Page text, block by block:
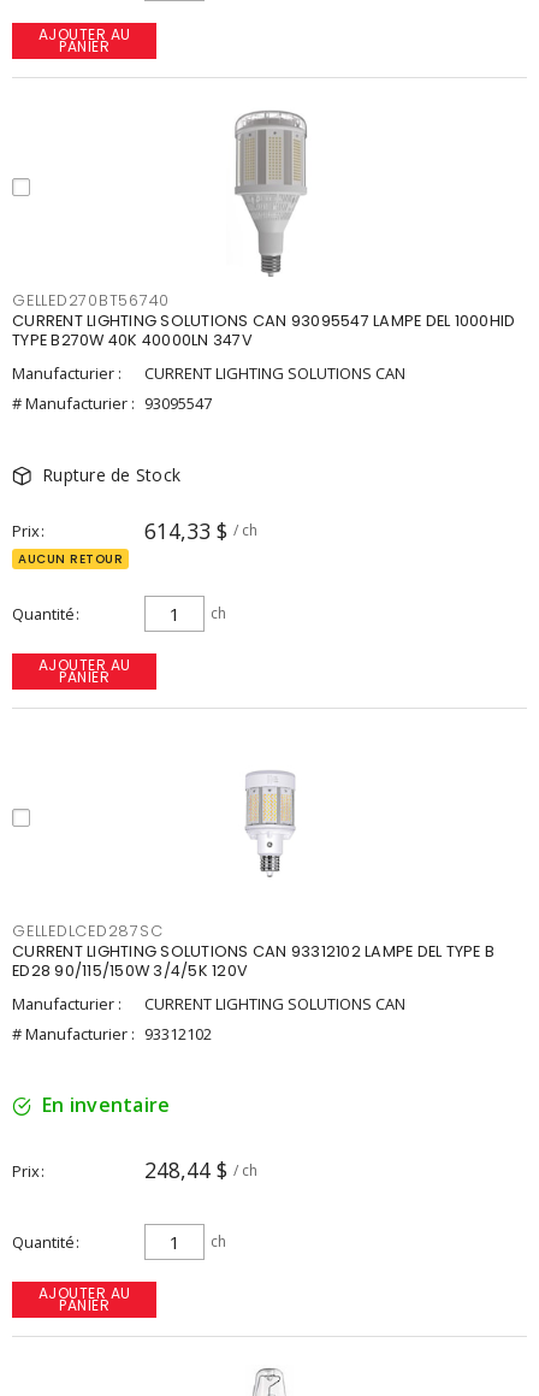
AJOUTER AU
PANIER
GELLED270BT56740
CURRENT LIGHTING SOLUTIONS CAN 93095547 LAMPE DEL 1000HID
TYPE B270W 40K 40000LN 347V
Manufacturier :
CURRENT LIGHTING SOLUTIONS CAN
# Manufacturier : 93095547
Rupture de Stock
Prix 614,33 $ / ch
AUCUN RETOUR
Quantité ch
AJOUTER AU
PANIER
GELLEDLCED287SC
CURRENT LIGHTING SOLUTIONS CAN 93312102 LAMPE DEL TYPE B
ED28 90/115/150W 3/4/5K 120V
Manufacturier :
CURRENT LIGHTING SOLUTIONS CAN
# Manufacturier : 93312102
En inventaire
Prix 248,44 $ / ch
Quantité ch
AJOUTER AU
PANIER